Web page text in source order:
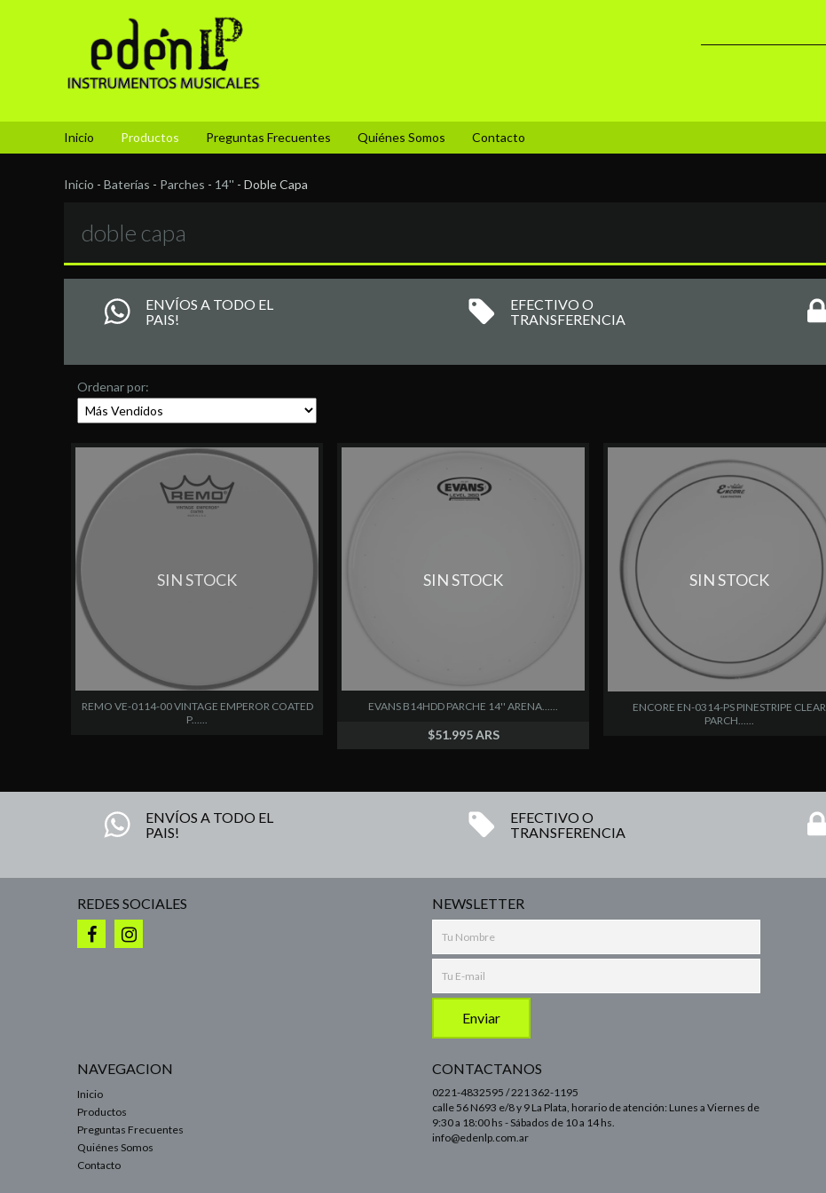
Inicio Productos Preguntas Frecuentes Quiénes Somos Contacto
Inicio - Baterías - Parches - 14'' - Doble Capa
doble capa
ENVÍOS A TODO EL
PAIS!
EFECTIVO O
TRANSFERENCIA
Ordenar por:
SIN STOCK
REMO VE-0114-00 VINTAGE EMPEROR COATED
P......
SIN STOCK
EVANS B14HDD PARCHE 14'' ARENA......
$51.995 ARS
SIN STOCK
ENCORE EN-0314-PS PINESTRIPE CLEAR
PARCH......
ENVÍOS A TODO EL
PAIS!
EFECTIVO O
TRANSFERENCIA
REDES SOCIALES NEWSLETTER
NAVEGACION
Inicio
Productos
Preguntas Frecuentes
Quiénes Somos
Contacto
CONTACTANOS
0221-4832595 / 221 362-1195
calle 56 N693 e/8 y 9 La Plata, horario de atención: Lunes a Viernes de
9:30 a 18:00 hs - Sábados de 10 a 14 hs.
info@edenlp.com.ar